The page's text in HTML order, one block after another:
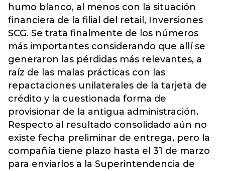
humo blanco, al menos con la situación
financiera de la filial del retail, Inversiones
SCG. Se trata finalmente de los números
más importantes considerando que allí se
generaron las pérdidas más relevantes, a
raíz de las malas prácticas con las
repactaciones unilaterales de la tarjeta de
crédito y la cuestionada forma de
provisionar de la antigua administración.
Respecto al resultado consolidado aún no
existe fecha preliminar de entrega, pero la
compañía tiene plazo hasta el 31 de marzo
para enviarlos a la Superintendencia de